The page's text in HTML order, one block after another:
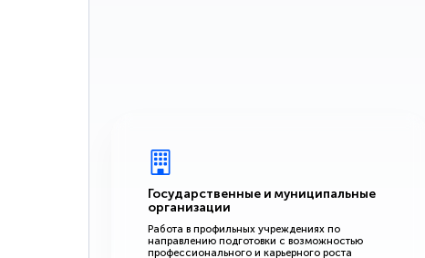
Государственные и муниципальные
организации
Работа в профильных учреждениях по
направлению подготовки с возможностью
профессионального и карьерного роста